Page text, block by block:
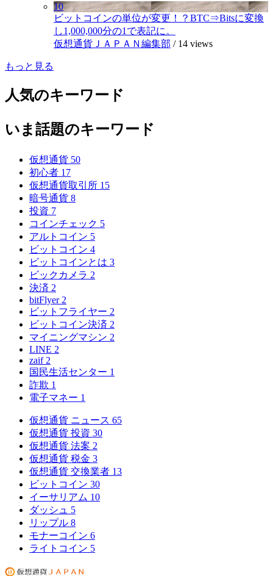
10
ビットコインの単位が変更！？BTC⇒Bitsに変換
し1,000,000分の1で表記に。
仮想通貨ＪＡＰＡＮ編集部 / 14 views
もっと見る
人気のキーワード
いま話題のキーワード
仮想通貨 50
初心者 17
仮想通貨取引所 15
暗号通貨 8
投資 7
コインチェック 5
アルトコイン 5
ビットコイン 4
ビットコインとは 3
ビックカメラ 2
決済 2
bitFlyer 2
ビットフライヤー 2
ビットコイン決済 2
マイニングマシン 2
LINE 2
zaif 2
国民生活センター 1
詐欺 1
電子マネー 1
仮想通貨 ニュース 65
仮想通貨 投資 30
仮想通貨 法案 2
仮想通貨 税金 3
仮想通貨 交換業者 13
ビットコイン 30
イーサリアム 10
ダッシュ 5
リップル 8
モナーコイン 6
ライトコイン 5